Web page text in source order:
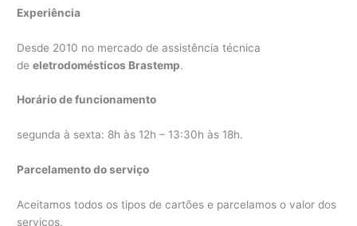
Experiência
Desde 2010 no mercado de assistência técnica
deeletrodomésticos Brastemp.
Horário de funcionamento
segunda à sexta: 8h às 12h – 13:30h às 18h.
Parcelamento do serviço
Aceitamos todos os tipos de cartões e parcelamos o valor dos
serviços.